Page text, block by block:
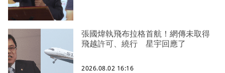
張國煒執飛布拉格首航！網傳未取得
飛越許可、繞行 星宇回應了
2026.08.02 16:16